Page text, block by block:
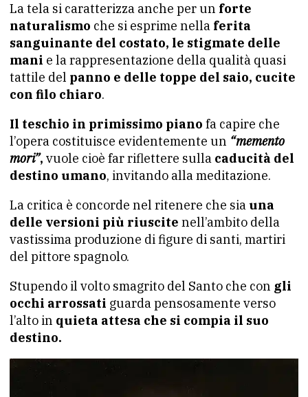
La tela si caratterizza anche per un forte
naturalismo che si esprime nella ferita
sanguinante del costato, le stigmate delle
mani e la rappresentazione della qualità quasi
tattile del panno e delle toppe del saio, cucite
con filo chiaro.
Il teschio in primissimo piano fa capire che
l’opera costituisce evidentemente un “memento
mori”, vuole cioè far riflettere sulla caducità del
destino umano, invitando alla meditazione.
La critica è concorde nel ritenere che sia una
delle versioni più riuscite nell’ambito della
vastissima produzione di figure di santi, martiri
del pittore spagnolo.
Stupendo il volto smagrito del Santo che con gli
occhi arrossati guarda pensosamente verso
l’alto in quieta attesa che si compia il suo
destino.